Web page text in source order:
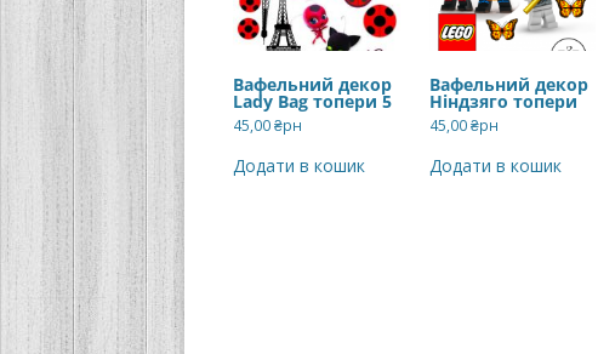
Вафельний декор
Lady Bag топери 5
45,00₴рн
Додати в кошик
Вафельний декор
Ніндзяго топери
45,00₴рн
Додати в кошик